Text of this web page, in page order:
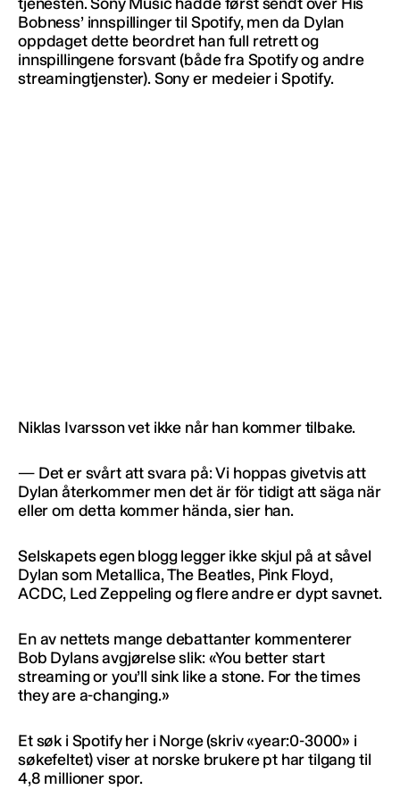
Bobness’ innspillinger til Spotify, men da Dylan
oppdaget dette beordret han full retrett og
innspillingene forsvant (både fra Spotify og andre
streamingtjenster). Sony er medeier i Spotify.
Niklas Ivarsson vet ikke når han kommer tilbake.
— Det er svårt att svara på: Vi hoppas givetvis att
Dylan återkommer men det är för tidigt att säga när
eller om detta kommer hända, sier han.
Selskapets egen blogg legger ikke skjul på at såvel
Dylan som Metallica, The Beatles, Pink Floyd,
ACDC, Led Zeppeling og flere andre er dypt savnet.
En av nettets mange debattanter kommenterer
Bob Dylans avgjørelse slik: «You better start
streaming or you’ll sink like a stone. For the times
they are a-changing.»
Et søk i Spotify her i Norge (skriv «year:0-3000» i
søkefeltet) viser at norske brukere pt har tilgang til
4,8 millioner spor.